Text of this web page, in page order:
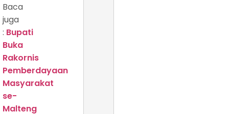
Baca
juga
: Bupati
Buka
Rakornis
Pemberdayaan
Masyarakat
se-
Malteng